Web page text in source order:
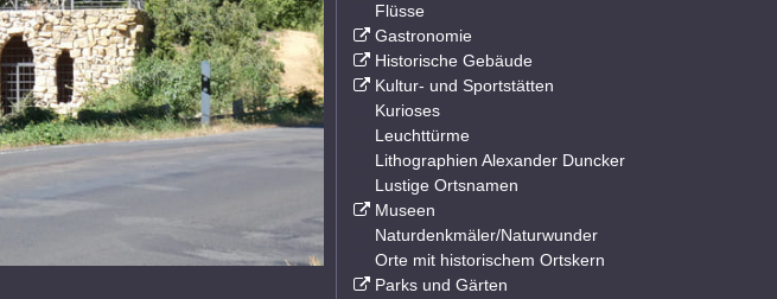
Flüsse
Gastronomie
Historische Gebäude
Kultur- und Sportstätten
Kurioses
Leuchttürme
Lithographien Alexander Duncker
Lustige Ortsnamen
Museen
Naturdenkmäler/Naturwunder
Orte mit historischem Ortskern
Parks und Gärten